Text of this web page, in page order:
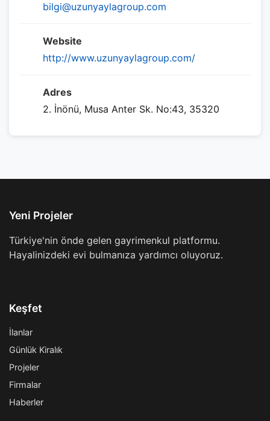
bilgi@uzunyaylagroup.com
Website
http://www.uzunyaylagroup.com/
Adres
2. İnönü, Musa Anter Sk. No:43, 35320
Yeni Projeler
Türkiye'nin önde gelen gayrimenkul platformu.
Hayalinizdeki evi bulmanıza yardımcı oluyoruz.
Keşfet
İlanlar
Günlük Kiralık
Projeler
Firmalar
Haberler